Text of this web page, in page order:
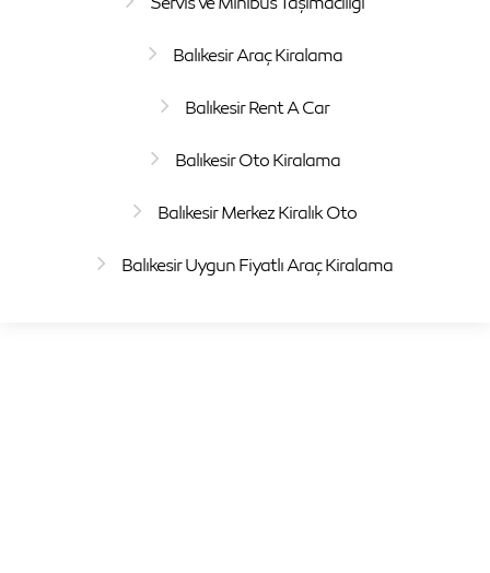
Balıkesir Araç Kiralama
Balıkesir Rent A Car
Balıkesir Oto Kiralama
Balıkesir Merkez Kiralık Oto
Balıkesir Uygun Fiyatlı Araç Kiralama